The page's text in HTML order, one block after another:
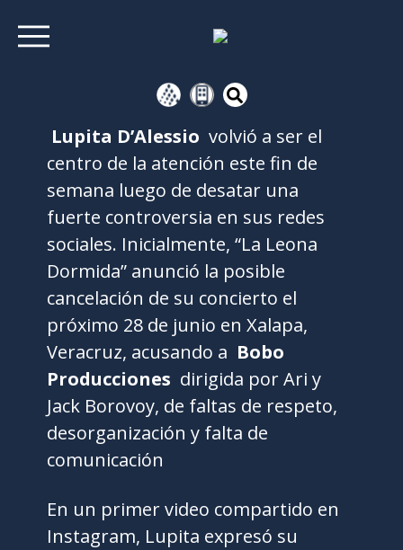
Lupita D’Alessio volvió a ser el
centro de la atención este fin de
semana luego de desatar una
fuerte controversia en sus redes
sociales. Inicialmente, “La Leona
Dormida” anunció la posible
cancelación de su concierto el
próximo 28 de junio en Xalapa,
Veracruz, acusando a Bobo
Producciones dirigida por Ari y
Jack Borovoy, de faltas de respeto,
desorganización y falta de
comunicación
En un primer video compartido en
Instagram, Lupita expresó su